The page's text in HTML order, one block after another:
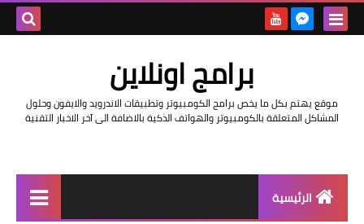
برامج اونلاين
موقع يهتم بكل ما يخص برامج الكومبيوتر وتطبيقات الاندرويد والايفون وحلول
المشاكل المتعلقة بالكومبيوتر والهواتف الذكية بالاضافة الى آخر الاخبار التقنية
الرئيسية